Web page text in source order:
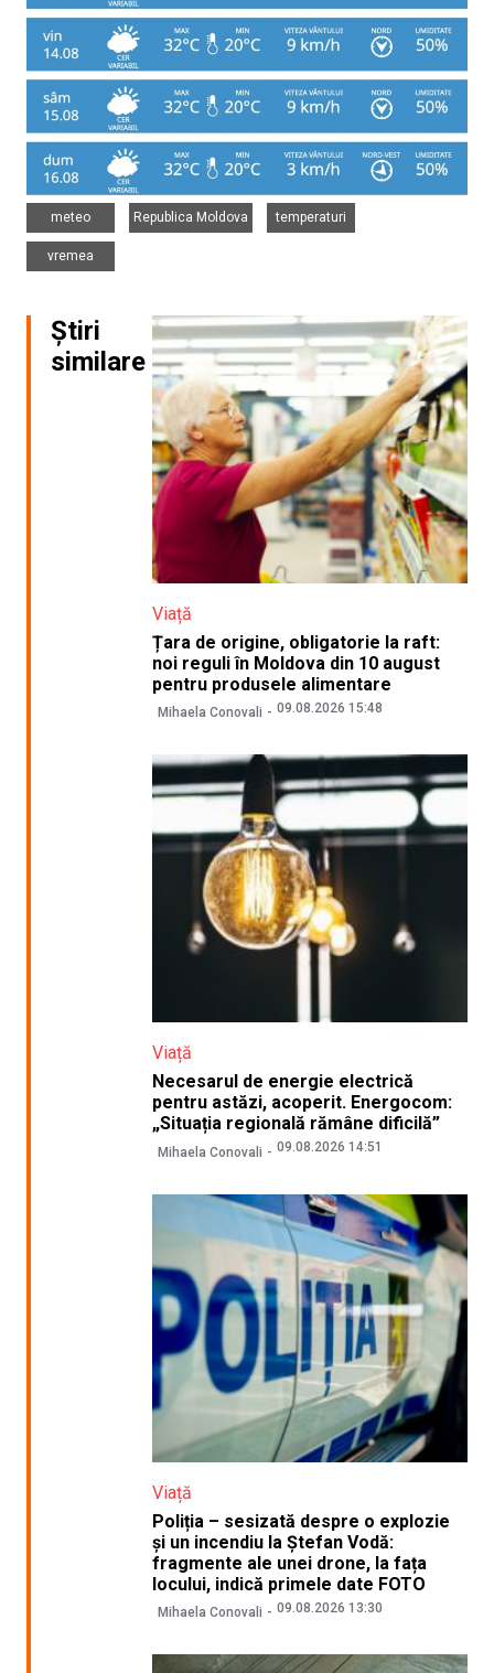
meteo
Republica Moldova
temperaturi
vremea
Știri
similare
Viață
Țara de origine, obligatorie la raft:
noi reguli în Moldova din 10 august
pentru produsele alimentare
Mihaela Conovali 09.08.2026 15:48
Viață
Necesarul de energie electrică
pentru astăzi, acoperit. Energocom:
„Situația regională rămâne dificilă”
Mihaela Conovali 09.08.2026 14:51
Viață
Poliția – sesizată despre o explozie
și un incendiu la Ștefan Vodă:
fragmente ale unei drone, la fața
locului, indică primele date FOTO
Mihaela Conovali 09.08.2026 13:30